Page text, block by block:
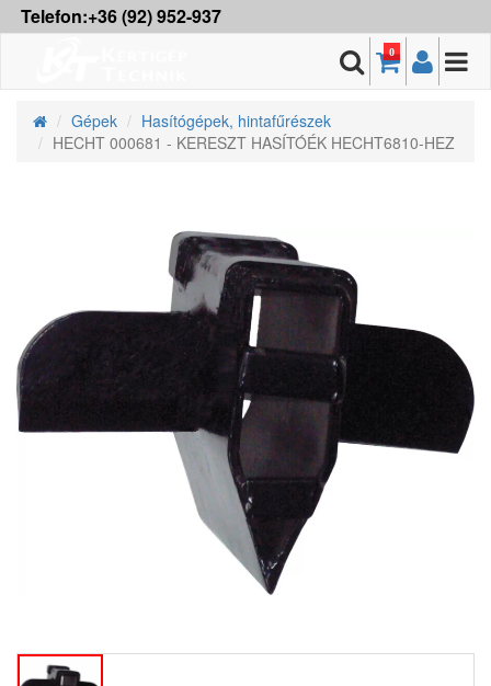
Telefon:+36 (92) 952-937
0
Gépek
Hasítógépek, hintafűrészek
HECHT 000681 - KERESZT HASÍTÓÉK HECHT6810-HEZ